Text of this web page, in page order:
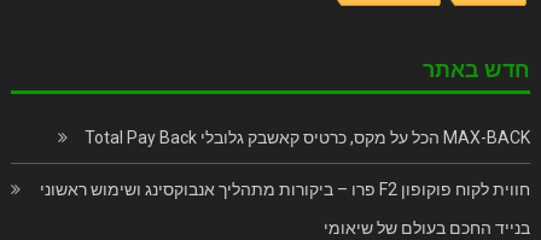
חדש באתר
MAX-BACK הכל על מקס, כרטיס קאשבק גלובלי Total Pay Back
חווית לקוח פוקופון F2 פרו – ביקורות מתהליך אנבוקסינג ושימוש ראשוני
בנייד החכם בעולם של שיאומי